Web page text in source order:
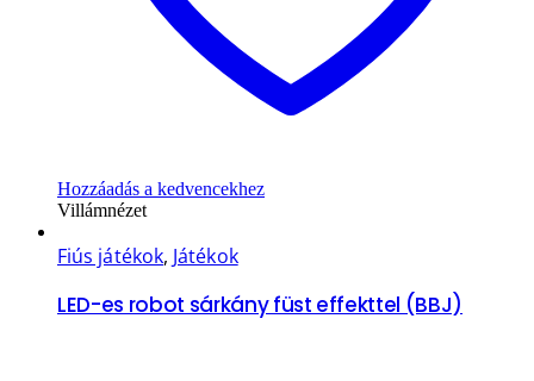
Hozzáadás a kedvencekhez
Villámnézet
Fiús játékok, Játékok
LED-es robot sárkány füst effekttel (BBJ)